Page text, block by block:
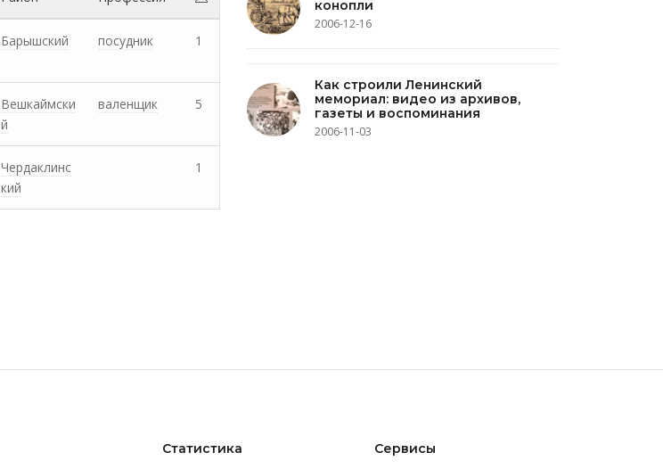
Барышский посудник 1
Вешкаймски
й
валенщик 5
Чердаклинс
кий
1
конопли
2006-12-16
Как строили Ленинский
мемориал: видео из архивов,
газеты и воспоминания
2006-11-03
Статистика Сервисы